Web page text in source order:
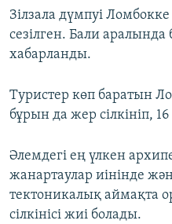
Зілзала дүмпуі
сезілген. Бали
хабарланды.
Туристер көп баратын
бұрын да жер сілкініп,
Әлемдегі ең үлкен
жанартаулар иінінде
тектоникалық аймақта
сілкінісі жиі болады.